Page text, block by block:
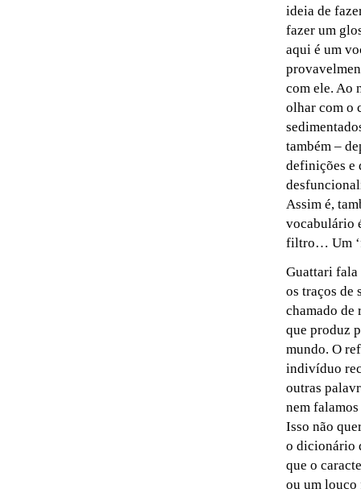
ideia de
fazer um
aqui é um
com ele. Ao
olhar com o
também –
definições e
Assim é,
vocabulário
filtro… Um
Guattari fala
os traços de
chamado de
que produz
mundo. O
indivíduo
outras
nem
Isso não
o dicionário
que o
ou um louco